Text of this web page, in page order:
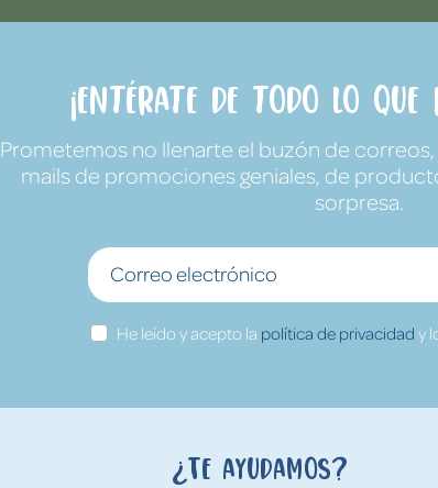
¡Entérate de todo lo que
Prometemos no llenarte el buzón de
mails de promociones geniales, de
sorpresa.
He leído y acepto la política de privacidad y
¿Te ayudamos?